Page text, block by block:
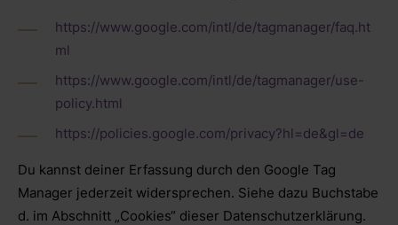
https://www.google.com/intl/de/tagmanager/faq.ht
ml
https://www.google.com/intl/de/tagmanager/use-
policy.html
https://policies.google.com/privacy?hl=de&gl=de
Du kannst deiner Erfassung durch den Google Tag
Manager jederzeit widersprechen. Siehe dazu Buchstabe
d. im Abschnitt „Cookies“ dieser Datenschutzerklärung.